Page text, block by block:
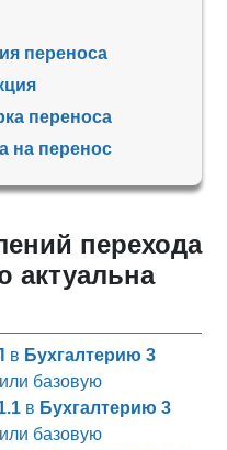
переноса
переноса
на перенос
перехода
актуальна
в Бухгалтерию 3
базовую
в Бухгалтерию 3
базовую